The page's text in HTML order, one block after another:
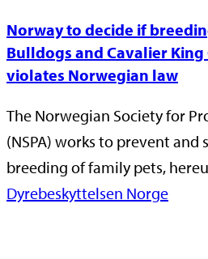
Norway to decide if
Bulldogs and Cavalier King
violates Norwegian law
The Norwegian Society for
(NSPA) works to prevent and
breeding of family pets,
Dyrebeskyttelsen Norge